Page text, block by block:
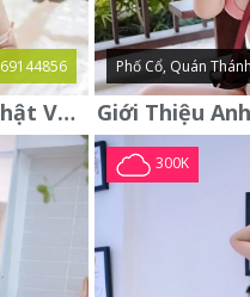
Diệp Anh Phố Cổ, Ngực Thật Vú To Thơm Tho Quyến Rũ
Phố Cổ, Quán
300K